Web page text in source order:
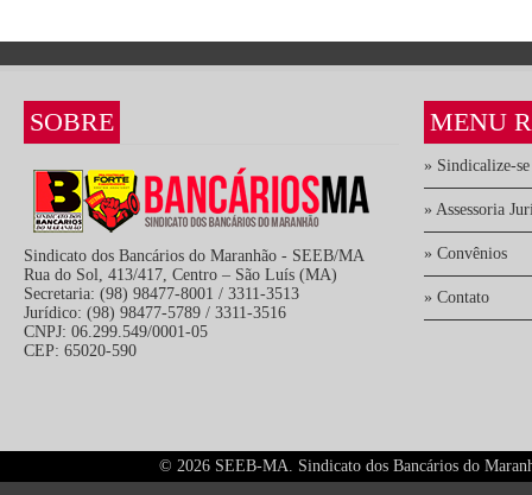
SOBRE
Sindicato dos Bancários do Maranhão - SEEB/MA
Rua do Sol, 413/417, Centro – São Luís (MA)
Secretaria: (98) 98477-8001 / 3311-3513
Jurídico: (98) 98477-5789 / 3311-3516
CNPJ: 06.299.549/0001-05
CEP: 65020-590
MENU
» Sindicalize-se
» Assessoria
» Convênios
» Contato
© 2026 SEEB-MA. Sindicato dos Bancários do